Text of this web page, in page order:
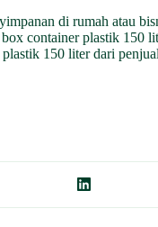
di rumah atau
container plastik 150
150 liter dari